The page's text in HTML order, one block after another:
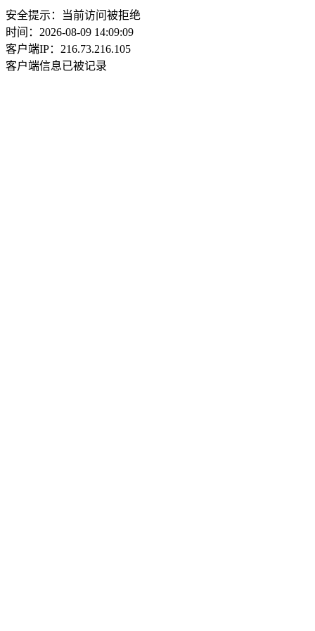
安全提示：当前访问被拒绝
时间：2026-08-09 14:09:09
客户端IP：216.73.216.105
客户端信息已被记录